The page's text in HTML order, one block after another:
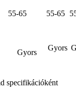
55-65 55-65
Gyors
Gyors
specifikációként